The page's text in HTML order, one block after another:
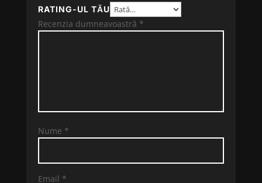
RATING-UL TĂU
Recenzia dumneavoastră *
Nume *
Email *